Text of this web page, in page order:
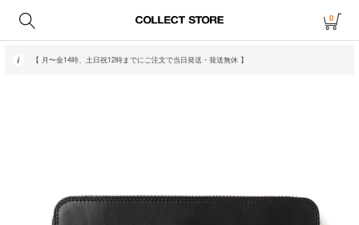
0
【 月〜金14時、土日祝12時までにご注文で当日発送・発送無休 】